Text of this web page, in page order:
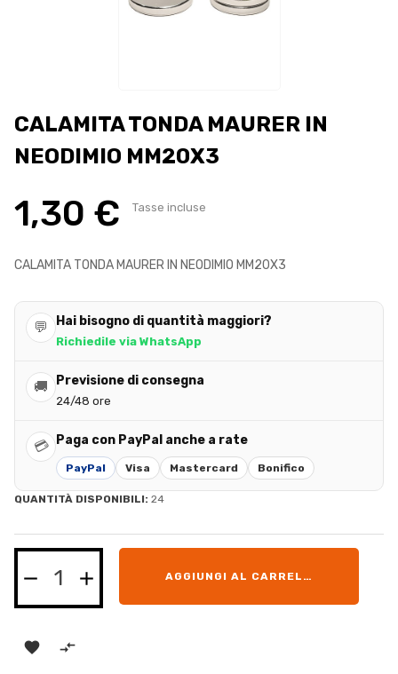
CALAMITA TONDA MAURER IN
NEODIMIO MM20X3
1,30 € Tasse incluse
CALAMITA TONDA MAURER IN NEODIMIO MM20X3
💬 Hai bisogno di quantità maggiori?
Richiedile via WhatsApp
🚚 Previsione di consegna
24/48 ore
💳 Paga con PayPal anche a rate
PayPal Visa Mastercard Bonifico
QUANTITÀ DISPONIBILI: 24
AGGIUNGI AL CARRELLO
 